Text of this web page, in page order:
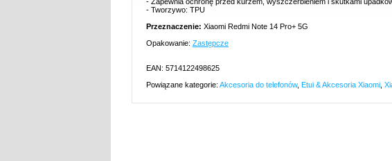
- Tworzywo: TPU
Przeznaczenie: Xiaomi Redmi Note 14 Pro+ 5G
Opakowanie: Zastępcze
EAN: 5714122498625
Powiązane kategorie: Akcesoria do telefonów, Etui & Akcesoria Xiaomi